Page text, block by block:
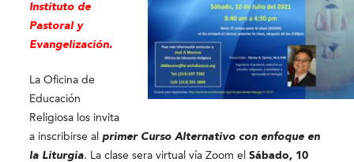
Instituto de
Pastoral y
Evangelización.
La Oficina de
Educación
Religiosa los invita
a inscribirse al primer Curso Alternativo con enfoque en
la Liturgia. La clase sera virtual vía Zoom elSábado, 10